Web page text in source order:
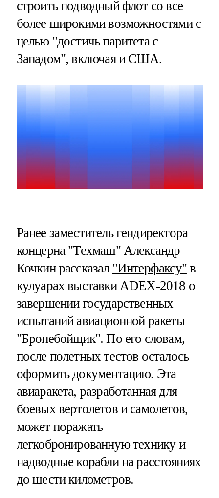
строить подводный флот со все
более широкими возможностями с
целью "достичь паритета с
Западом", включая и США.
Ранее заместитель гендиректора
концерна "Техмаш" Александр
Кочкин рассказал "Интерфаксу"в
кулуарах выставки ADEX-2018 о
завершении государственных
испытаний авиационной ракеты
"Бронебойщик". По его словам,
после полетных тестов осталось
оформить документацию. Эта
авиаракета, разработанная для
боевых вертолетов и самолетов,
может поражать
легкобронированную технику и
надводные корабли на расстояниях
до шести километров.